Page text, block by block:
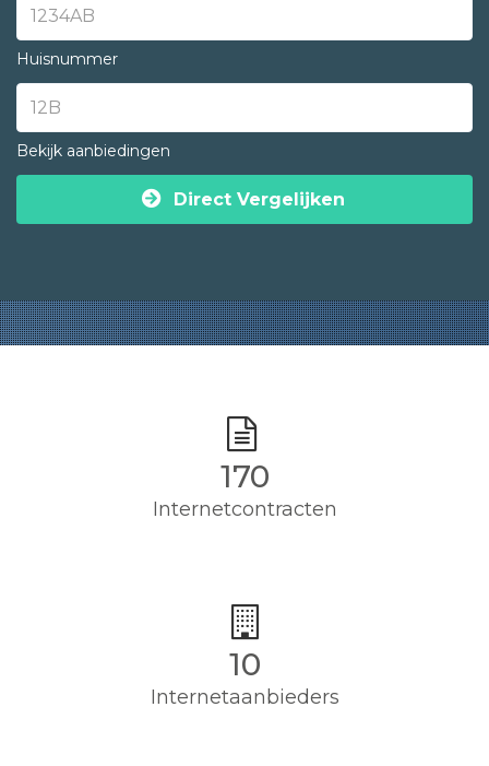
Huisnummer
Bekijk aanbiedingen
Direct Vergelijken
170
Internetcontracten
10
Internetaanbieders